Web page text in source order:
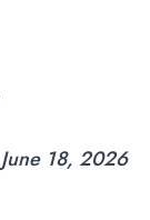
June 18, 2026